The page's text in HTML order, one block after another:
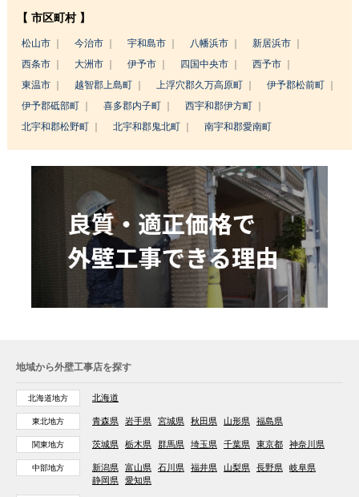
【 市区町村 】
松山市 今治市 宇和島市 八幡浜市
新居浜市
西条市
大洲市 伊予市 四国中央市
西予市
東温市
越智郡上島町 上浮穴郡久万高原町
伊予郡松前町
伊予郡砥部町
喜多郡内子町
西宇和郡伊方町
北宇和郡松野町
北宇和郡鬼北町 南宇和郡愛南町
地域から外壁工事店を探す
北海道地方 北海道
東北地方 青森県 岩手県 宮城県 秋田県 山形県 福島県
関東地方 茨城県 栃木県 群馬県 埼玉県 千葉県 東京都 神奈川県
中部地方 新潟県 富山県 石川県 福井県 山梨県 長野県
岐阜県
静岡県
愛知県